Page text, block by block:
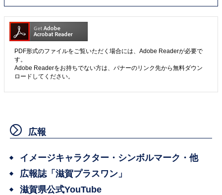
PDF形式のファイルをご覧いただく場合には、Adobe Readerが必要で
す。
Adobe Readerをお持ちでない方は、バナーのリンク先から無料ダウン
ロードしてください。
広報
イメージキャラクター・シンボルマーク・他
広報誌「滋賀プラスワン」
滋賀県公式YouTube